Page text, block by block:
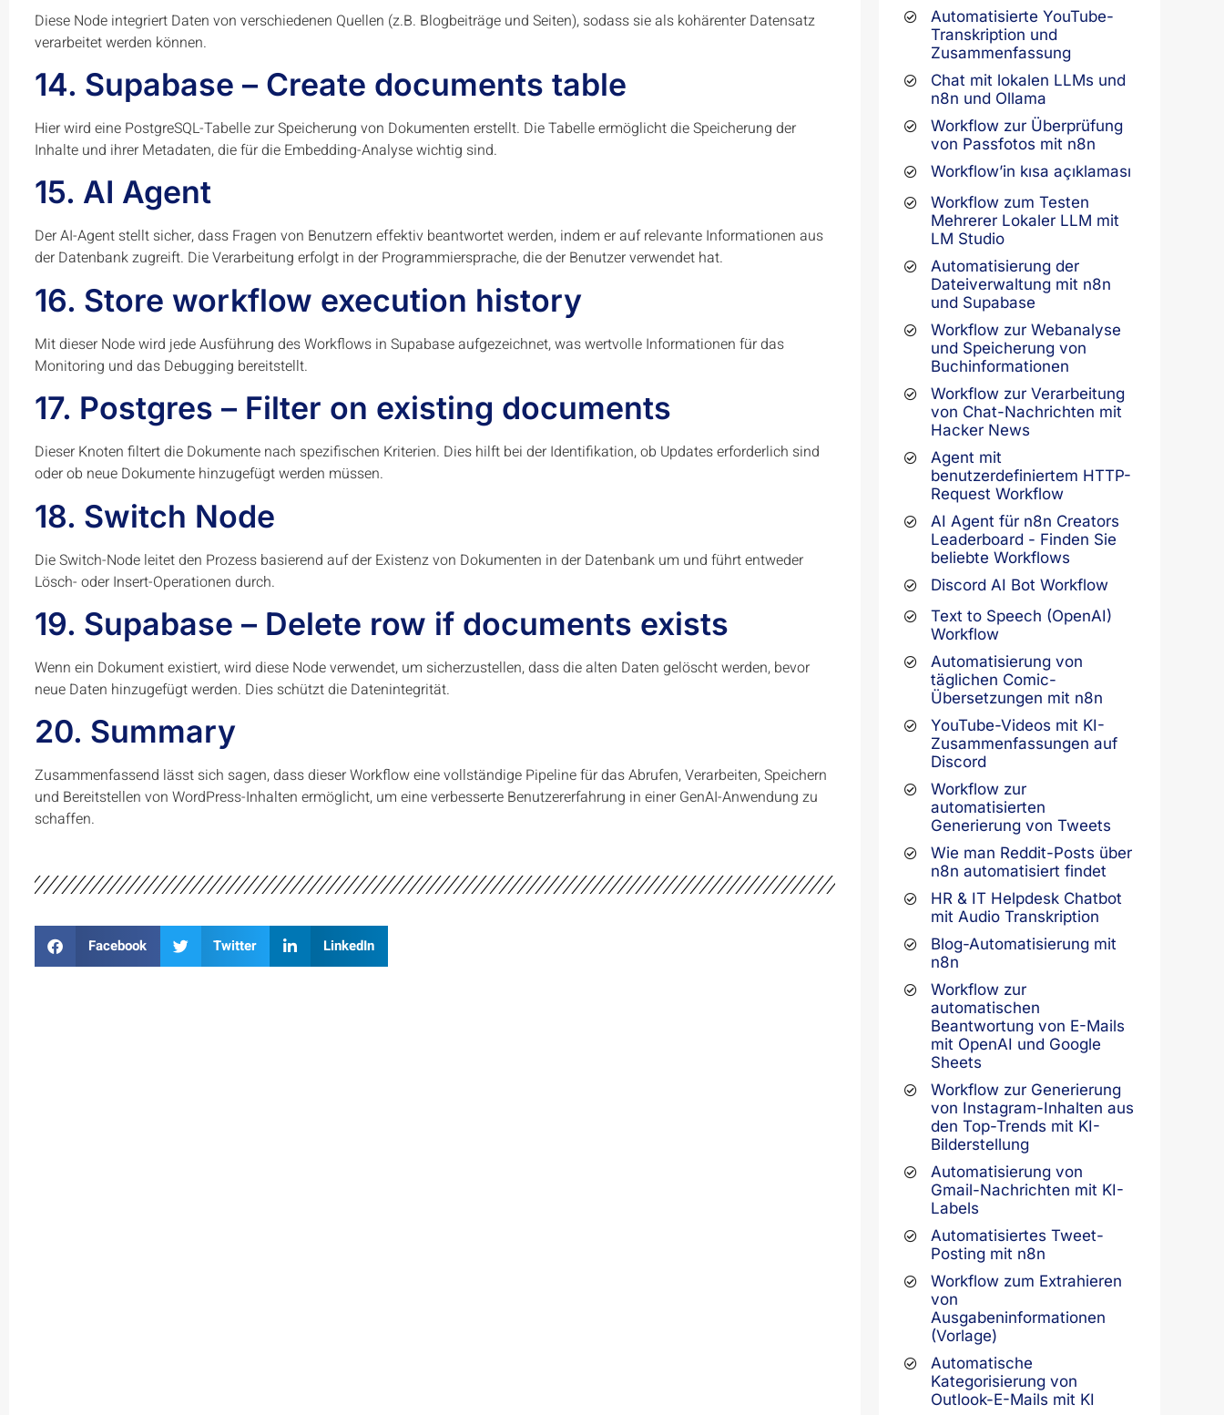
Diese Node integriert Daten von verschiedenen Quellen (z.B. Blogbeiträge und Seiten), sodass sie als kohärenter Datensatz
verarbeitet werden können.
14. Supabase – Create documents table
Hier wird eine PostgreSQL-Tabelle zur Speicherung von Dokumenten erstellt. Die Tabelle ermöglicht die Speicherung der
Inhalte und ihrer Metadaten, die für die Embedding-Analyse wichtig sind.
15. AI Agent
Der AI-Agent stellt sicher, dass Fragen von Benutzern effektiv beantwortet werden, indem er auf relevante Informationen aus
der Datenbank zugreift. Die Verarbeitung erfolgt in der Programmiersprache, die der Benutzer verwendet hat.
16. Store workflow execution history
Mit dieser Node wird jede Ausführung des Workflows in Supabase aufgezeichnet, was wertvolle Informationen für das
Monitoring und das Debugging bereitstellt.
17. Postgres – Filter on existing documents
Dieser Knoten filtert die Dokumente nach spezifischen Kriterien. Dies hilft bei der Identifikation, ob Updates erforderlich sind
oder ob neue Dokumente hinzugefügt werden müssen.
18. Switch Node
Die Switch-Node leitet den Prozess basierend auf der Existenz von Dokumenten in der Datenbank um und führt entweder
Lösch- oder Insert-Operationen durch.
19. Supabase – Delete row if documents exists
Wenn ein Dokument existiert, wird diese Node verwendet, um sicherzustellen, dass die alten Daten gelöscht werden, bevor
neue Daten hinzugefügt werden. Dies schützt die Datenintegrität.
20. Summary
Zusammenfassend lässt sich sagen, dass dieser Workflow eine vollständige Pipeline für das Abrufen, Verarbeiten, Speichern
und Bereitstellen von WordPress-Inhalten ermöglicht, um eine verbesserte Benutzererfahrung in einer GenAI-Anwendung zu
schaffen.
Facebook Twitter LinkedIn
Automatisierte YouTube-
Transkription und
Zusammenfassung
Chat mit lokalen LLMs und
n8n und Ollama
Workflow zur Überprüfung
von Passfotos mit n8n
Workflow’in kısa açıklaması
Workflow zum Testen
Mehrerer Lokaler LLM mit
LM Studio
Automatisierung der
Dateiverwaltung mit n8n
und Supabase
Workflow zur Webanalyse
und Speicherung von
Buchinformationen
Workflow zur Verarbeitung
von Chat-Nachrichten mit
Hacker News
Agent mit
benutzerdefiniertem HTTP-
Request Workflow
AI Agent für n8n Creators
Leaderboard - Finden Sie
beliebte Workflows
Discord AI Bot Workflow
Text to Speech (OpenAI)
Workflow
Automatisierung von
täglichen Comic-
Übersetzungen mit n8n
YouTube-Videos mit KI-
Zusammenfassungen auf
Discord
Workflow zur
automatisierten
Generierung von Tweets
Wie man Reddit-Posts über
n8n automatisiert findet
HR & IT Helpdesk Chatbot
mit Audio Transkription
Blog-Automatisierung mit
n8n
Workflow zur
automatischen
Beantwortung von E-Mails
mit OpenAI und Google
Sheets
Workflow zur Generierung
von Instagram-Inhalten aus
den Top-Trends mit KI-
Bilderstellung
Automatisierung von
Gmail-Nachrichten mit KI-
Labels
Automatisiertes Tweet-
Posting mit n8n
Workflow zum Extrahieren
von
Ausgabeninformationen
(Vorlage)
Automatische
Kategorisierung von
Outlook-E-Mails mit KI